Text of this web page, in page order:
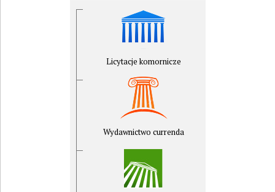
Licytacje komornicze
Wydawnictwo currenda